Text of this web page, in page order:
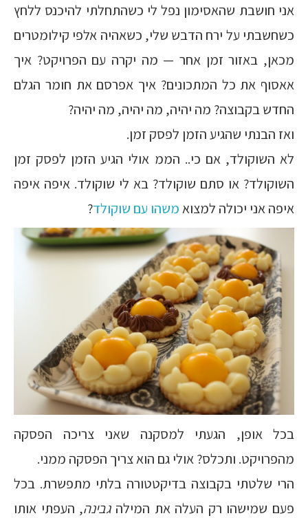
אני חושבת שהאסימון נפל לי כשהתחלתי להיכנס ללחץ
כשחשבתי על ירח הדבש שלי, כשאהיה אלפי קילומטרים
מכאן, באזור זמן אחר — מה יקרה עם הפרויקט? איך
אאסוף את כל המתכונים? איך אפרסם את חומר הגלם
החדש בקבוצה? מה יהיה, מה יהיה, מה יהיה?
ואז הבנתי שהגיע הזמן לפסק זמן.
לא השוקולד, אם כי.. הממ אולי הגיע הזמן לפסק זמן
השוקולד? או סתם שוקולד? בא לי שוקולד. איפה איפה
איפה אני יכולה למצואמשהו עם שוקולד?
בכל אופן, הגעתי למסקנה שאני צריכה הפסקה
מהפרויקט. ותכלס? אולי גם הוא צריך הפסקה ממני.
הרי שלטתי בקבוצה בדיקטטורה בלתי מתפשרת. בכל
פעם שמישהו רק העלה את המילהגבינה, העפתי אותו